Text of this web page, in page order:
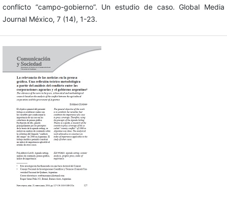
conflicto “campo-gobierno”. Un estudio de caso. Global Media
Journal México, 7 (14), 1-23.